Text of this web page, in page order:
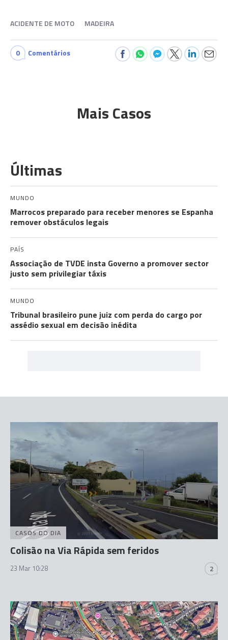
ACIDENTE DE MOTO MADEIRA
0 Comentários
Mais Casos
Últimas
MUNDO
Marrocos preparado para receber menores se Espanha
remover obstáculos legais
PAÍS
Associação de TVDE insta Governo a promover sector
justo sem privilegiar táxis
MUNDO
Tribunal brasileiro pune juiz com perda do cargo por
assédio sexual em decisão inédita
CASOS DO DIA
Colisão na Via Rápida sem feridos
23 Mar 10:28 2